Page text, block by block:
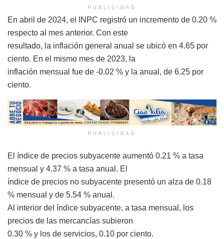
PUBLICIDAD
En abril de 2024, el INPC registró un incremento de 0.20 %
respecto al mes anterior. Con este
resultado, la inflación general anual se ubicó en 4.65 por
ciento. En el mismo mes de 2023, la
inflación mensual fue de -0.02 % y la anual, de 6.25 por
ciento.
PUBLICIDAD
El índice de precios subyacente aumentó 0.21 % a tasa
mensual y 4.37 % a tasa anual. El
índice de precios no subyacente presentó un alza de 0.18
% mensual y de 5.54 % anual.
Al interior del índice subyacente, a tasa mensual, los
precios de las mercancías subieron
0.30 % y los de servicios, 0.10 por ciento.